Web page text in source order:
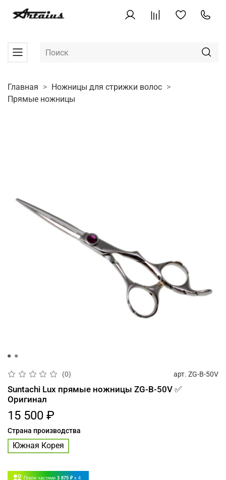
Главная
Ножницы для стрижки волос
Прямые ножницы
(0) арт. ZG-B-50V
Suntachi Lux прямые ножницы ZG-B-50V ✅
Оригинал
15 500 ₽
Страна производства
Южная Корея
Плати частями 3 875 ₽ x 4